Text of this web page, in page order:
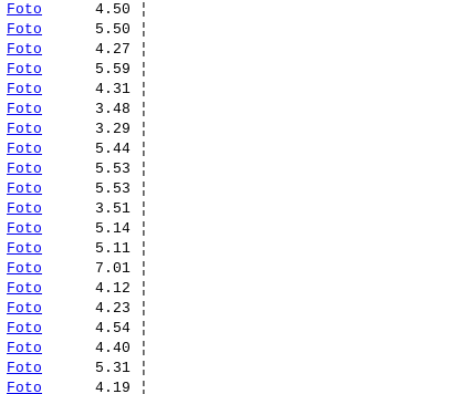
Foto
      4.50 ¦
Foto
      5.50 ¦
Foto
      4.27 ¦
Foto
      5.59 ¦
Foto
      4.31 ¦
Foto
      3.48 ¦
Foto
      3.29 ¦
Foto
      5.44 ¦
Foto
      5.53 ¦
Foto
      5.53 ¦
Foto
      3.51 ¦
Foto
      5.14 ¦
Foto
      5.11 ¦
Foto
      7.01 ¦
Foto
      4.12 ¦
Foto
      4.23 ¦
Foto
      4.54 ¦
Foto
      4.40 ¦
Foto
      5.31 ¦
Foto
      4.19 ¦